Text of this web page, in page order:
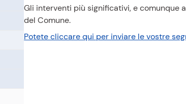
t
u
l
Gli interventi più significativi, e comunque
del Comune.
Potete cliccare qui per inviare le vostre